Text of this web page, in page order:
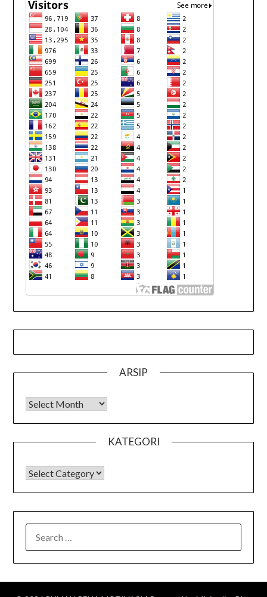
ARSIP
Arsip
KATEGORI
KATEGORI
FOR: